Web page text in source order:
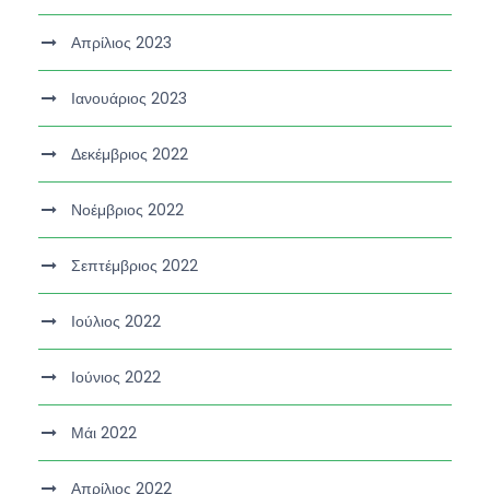
Απρίλιος 2023
Ιανουάριος 2023
Δεκέμβριος 2022
Νοέμβριος 2022
Σεπτέμβριος 2022
Ιούλιος 2022
Ιούνιος 2022
Μάι 2022
Απρίλιος 2022